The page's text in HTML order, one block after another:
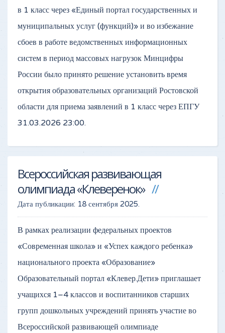
в 1 класс через «Единый портал государственных и
муниципальных услуг (функций)» и во избежание
сбоев в работе ведомственных информационных
систем в период массовых нагрузок Минцифры
России было принято решение установить время
открытия образовательных организаций Ростовской
области для приема заявлений в 1 класс через ЕПГУ
31.03.2026 23:00.
Всероссийская развивающая
олимпиада «Клеверенок»
Дата публикации: 18 сентября 2025.
В рамках реализации федеральных проектов
«Современная школа» и «Успех каждого ребенка»
национального проекта «Образование»
Образовательный портал «Клевер.Дети» приглашает
учащихся 1–4 классов и воспитанников старших
групп дошкольных учреждений принять участие во
Всероссийской развивающей олимпиаде